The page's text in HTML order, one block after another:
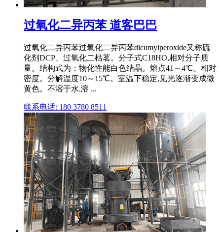
过氧化二异丙苯 道客巴巴
过氧化二异丙苯过氧化二异丙苯dicumylperoxide又称硫
化剂DCP、过氧化二枯茗。分子式C18HO,相对分子质
量。结构式为：物化性能白色结晶。熔点41～4℃。相对
密度。分解温度10～15℃。室温下稳定,见光逐渐变成微
黄色。不溶于水,溶 ...
联系电话: 180 3780 8511